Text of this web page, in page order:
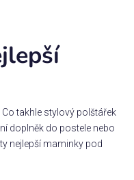
takhle stylový polštářek
doplněk do postele nebo
nejlepší maminky pod